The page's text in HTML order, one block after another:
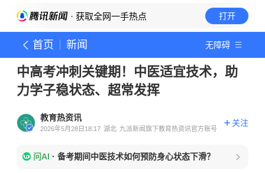
· 获取全网一手热点 打开
首页 新闻 无障碍
中高考冲刺关键期！中医适宜技术，助
力学子稳状态、超常发挥
教育热资讯
2026年5月28日18:17 湖北 九派新闻旗下教育热资讯官方账号
关注
问AI · 备考期间中医技术如何预防身心状态下滑？